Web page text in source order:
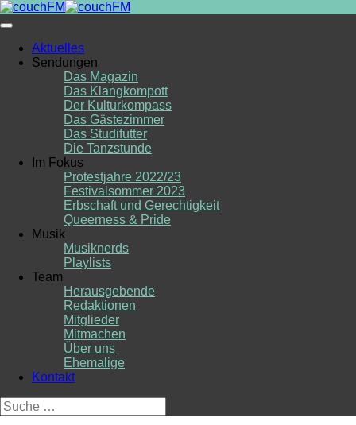
Skip
to
Aktuelles
Sendungen
Das Magazin
Das Klangkompott
Der Kulturkompass
Das Gästezimmer
Das Studifutter
Die Tanzstunde
Im Fokus
Protestjahre 2022/23
Festivalsommer 2023
Erbschaft und Gerechtigkeit
Queerness & Pride
Musik
Musiknerds
Playlists
Team
Herausgebende
Redaktionen
Mitglieder
Mitmachen
Über uns
Ehemalige
Kontakt
Suche
nach: